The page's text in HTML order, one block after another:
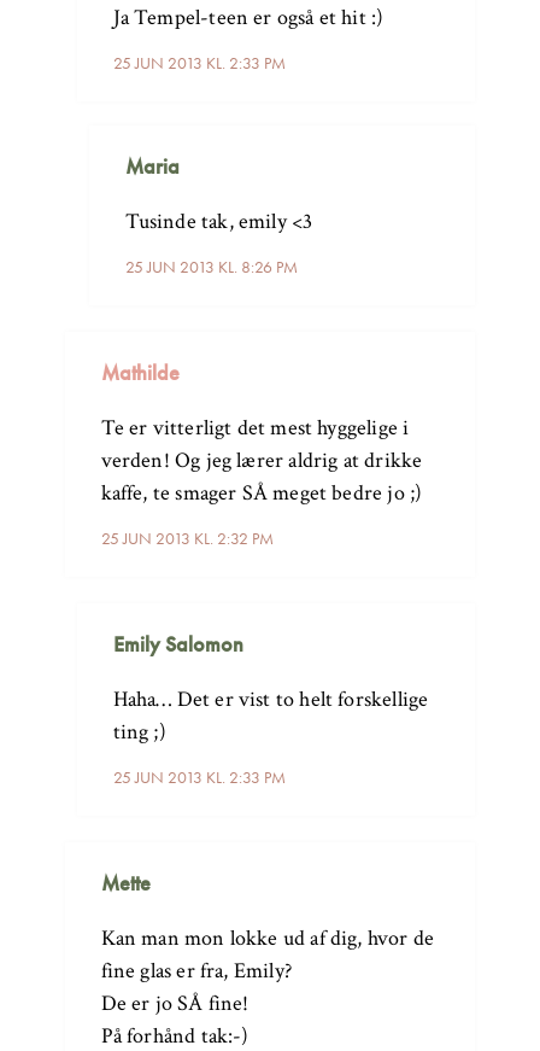
25 JUN 2013 KL. 2:33 PM
Ja Tempel-teen er også et hit :)
Maria
25 JUN 2013 KL. 8:26 PM
Tusinde tak, emily <3
Mathilde
25 JUN 2013 KL. 2:32 PM
Te er vitterligt det mest hyggelige i
verden! Og jeg lærer aldrig at drikke
kaffe, te smager SÅ meget bedre jo ;)
Emily Salomon
25 JUN 2013 KL. 2:33 PM
Haha… Det er vist to helt forskellige
ting ;)
Mette
Kan man mon lokke ud af dig, hvor de
fine glas er fra, Emily?
De er jo SÅ fine!
På forhånd tak:-)